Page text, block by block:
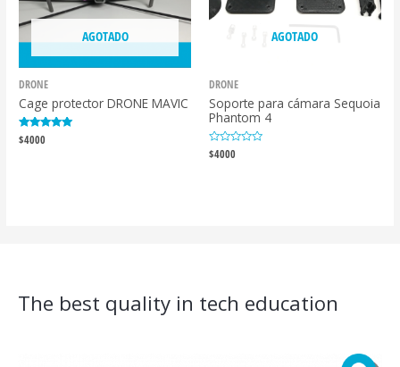
AGOTADO
DRONE
Cage protector DRONE MAVIC
Valorado con
5.00
$4000
AGOTADO
DRONE
Soporte para cámara Sequoia
Phantom 4
Valorado
con
$4000
The best quality in tech education